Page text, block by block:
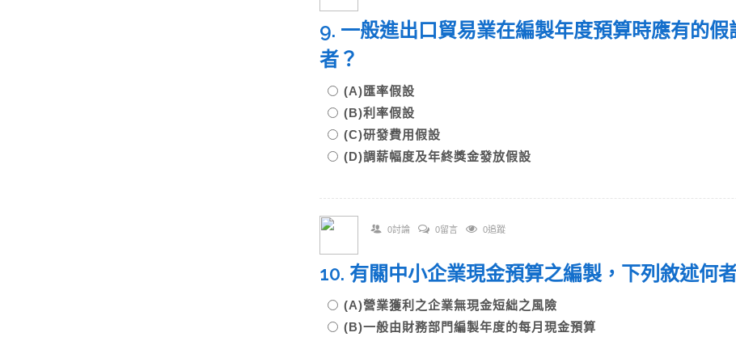
9. 一般進出口貿易業在編製年度預算時應有的
者？
(A)匯率假設
(B)利率假設
(C)研發費用假設
(D)調薪幅度及年終獎金發放假設
0討論 0留言 0追蹤
10. 有關中小企業現金預算之編製，下列敘述何
(A)營業獲利之企業無現金短絀之風險
(B)一般由財務部門編製年度的每月現金預算